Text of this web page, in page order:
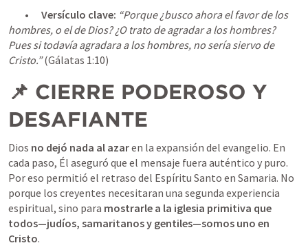
Versículo clave: “Porque ¿busco ahora el favor de los
hombres, o el de Dios? ¿O trato de agradar a los hombres?
Pues si todavía agradara a los hombres, no sería siervo de
Cristo.” (Gálatas 1:10)
📌 CIERRE PODEROSO Y
DESAFIANTE
Dios no dejó nada al azar en la expansión del evangelio. En
cada paso, Él aseguró que el mensaje fuera auténtico y puro.
Por eso permitió el retraso del Espíritu Santo en Samaria. No
porque los creyentes necesitaran una segunda experiencia
espiritual, sino para mostrarle a la iglesia primitiva que
todos—judíos, samaritanos y gentiles—somos uno en
Cristo